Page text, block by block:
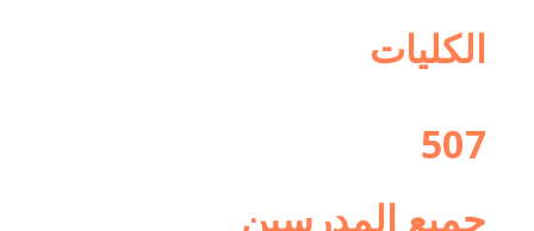
الكليات
507
جميع المدرسين